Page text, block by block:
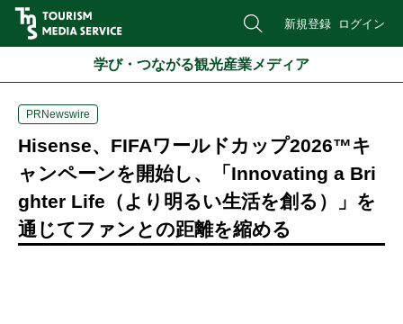
新規登録 ログイン
学び・つながる観光産業メディア
PRNewswire
Hisense、FIFAワールドカップ2026™キ
ャンペーンを開始し、「Innovating a Bri
ghter Life（より明るい生活を創る）」を
通じてファンとの距離を縮める